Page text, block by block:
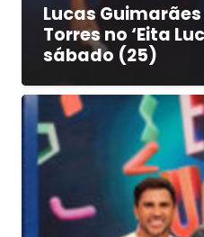
Lucas
Torres no ‘Eita
sábado (25)